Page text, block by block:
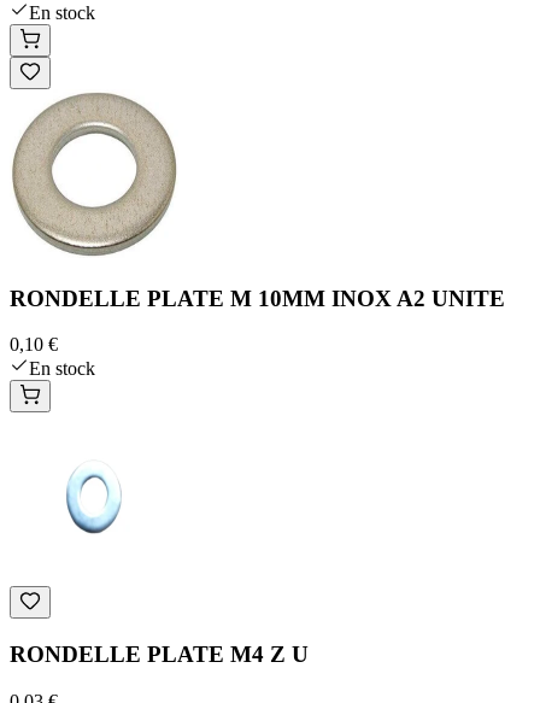
En stock
RONDELLE PLATE M 10MM INOX A2 UNITE
0,10 €
En stock
RONDELLE PLATE M4 Z U